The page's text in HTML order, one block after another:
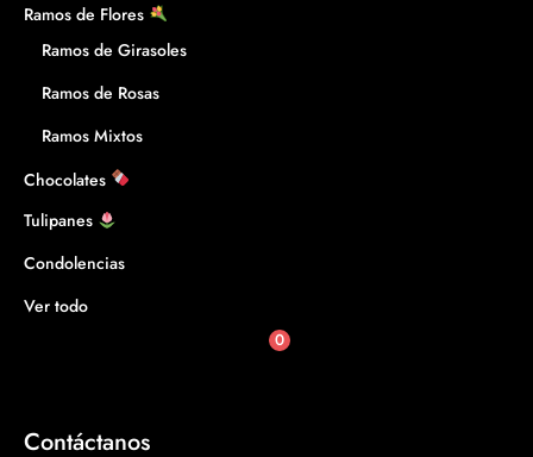
Ramos de Flores
Ramos de Girasoles
Ramos de Rosas
Ramos Mixtos
Chocolates
Tulipanes
Condolencias
Ver todo
0
Contáctanos